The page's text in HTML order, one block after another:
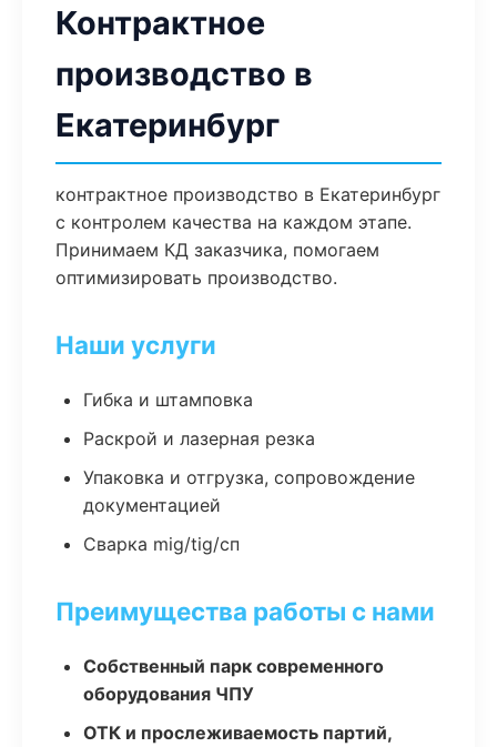
Контрактное
производство в
Екатеринбург
контрактное производство в Екатеринбург
с контролем качества на каждом этапе.
Принимаем КД заказчика, помогаем
оптимизировать производство.
Наши услуги
Гибка и штамповка
Раскрой и лазерная резка
Упаковка и отгрузка, сопровождение
документацией
Сварка mig/tig/сп
Преимущества работы с нами
Собственный парк современного
оборудования ЧПУ
ОТК и прослеживаемость партий,